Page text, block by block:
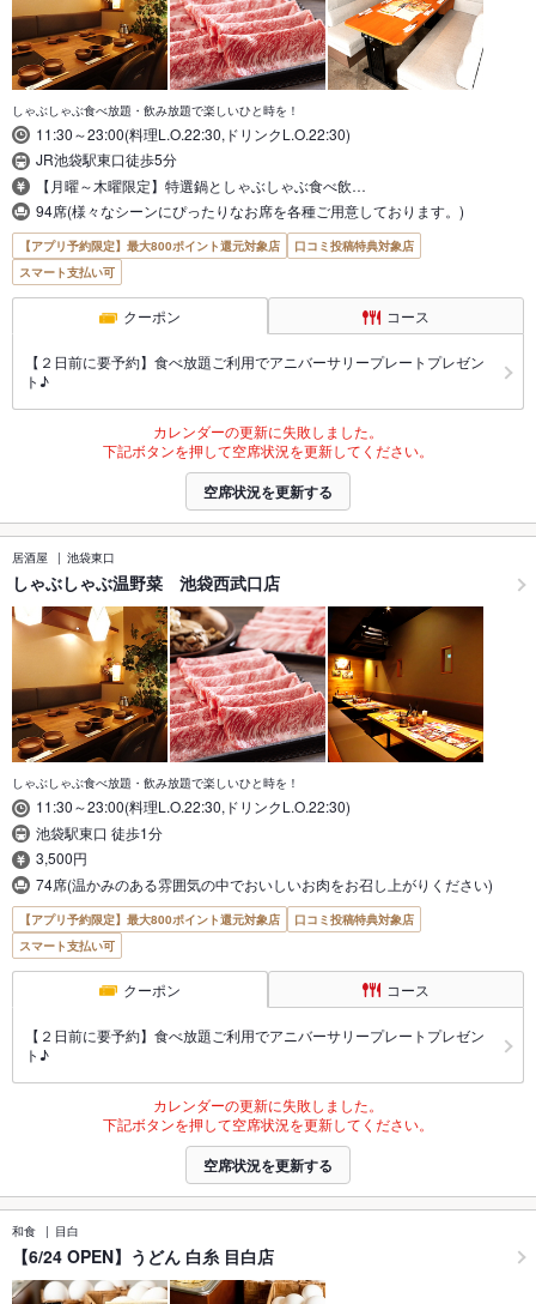
しゃぶしゃぶ食べ放題・飲み放題で楽しいひと時を！
11:30～23:00(料理L.O.22:30,ドリンクL.O.22:30)
JR池袋駅東口徒歩5分
【月曜～木曜限定】特選鍋としゃぶしゃぶ食べ飲…
94席(様々なシーンにぴったりなお席を各種ご用意しております。)
【アプリ予約限定】最大800ポイント還元対象店
口コミ投稿特典対象店
スマート支払い可
クーポン コース
【２日前に要予約】食べ放題ご利用でアニバーサリープレートプレゼン
ト♪
カレンダーの更新に失敗しました。
下記ボタンを押して空席状況を更新してください。
空席状況を更新する
居酒屋 池袋東口
しゃぶしゃぶ温野菜 池袋西武口店
しゃぶしゃぶ食べ放題・飲み放題で楽しいひと時を！
11:30～23:00(料理L.O.22:30,ドリンクL.O.22:30)
池袋駅東口 徒歩1分
3,500円
74席(温かみのある雰囲気の中でおいしいお肉をお召し上がりください)
【アプリ予約限定】最大800ポイント還元対象店
口コミ投稿特典対象店
スマート支払い可
クーポン コース
【２日前に要予約】食べ放題ご利用でアニバーサリープレートプレゼン
ト♪
カレンダーの更新に失敗しました。
下記ボタンを押して空席状況を更新してください。
空席状況を更新する
和食 目白
【6/24 OPEN】うどん 白糸 目白店